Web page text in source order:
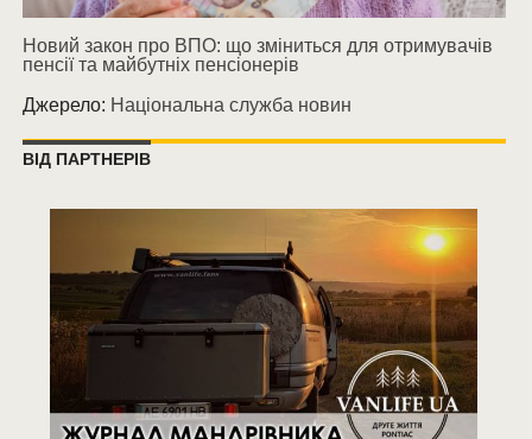
Новий закон про ВПО: що зміниться для отримувачів
пенсії та майбутніх пенсіонерів
Джерело: Національна служба новин
ВІД ПАРТНЕРІВ